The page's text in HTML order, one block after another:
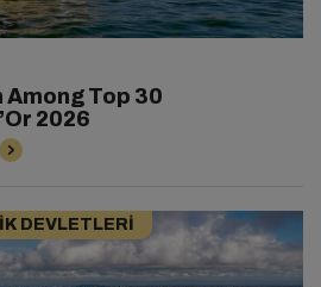
Among Top 30
2026
DEVLETLERI